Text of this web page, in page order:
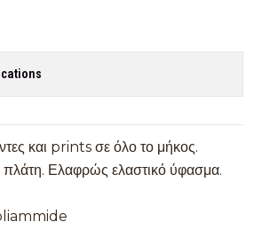
και prints σε όλο το μήκος.
πλάτη. Ελαφρώς ελαστικό ύφασμα.